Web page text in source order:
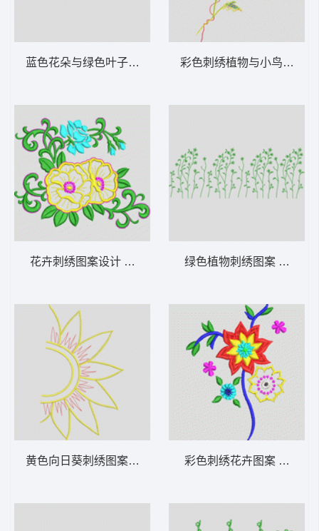
蓝色花朵与绿色叶子图案 花型
花卉刺绣图案设计 花型
黄色向日葵刺绣图案 花型
彩色刺绣植物与小鸟图案
绿色植物刺绣图案 花型
彩色刺绣花卉图案 花型